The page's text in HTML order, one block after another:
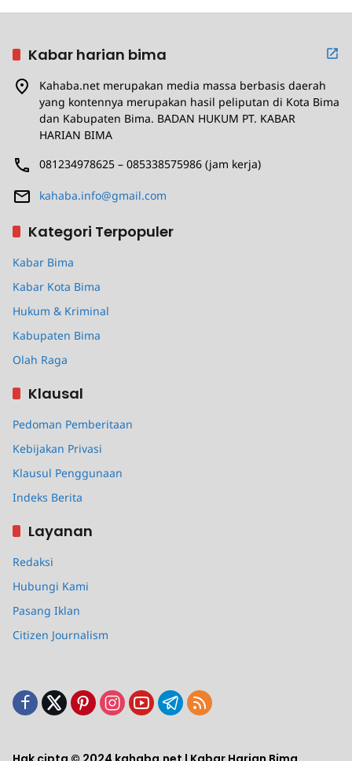
Kabar harian bima
Kahaba.net merupakan media massa berbasis daerah
yang kontennya merupakan hasil peliputan di Kota Bima
dan Kabupaten Bima. BADAN HUKUM PT. KABAR
HARIAN BIMA
081234978625 – 085338575986 (jam kerja)
kahaba.info@gmail.com
Kategori Terpopuler
Kabar Bima
Kabar Kota Bima
Hukum & Kriminal
Kabupaten Bima
Olah Raga
Klausal
Pedoman Pemberitaan
Kebijakan Privasi
Klausul Penggunaan
Indeks Berita
Layanan
Redaksi
Hubungi Kami
Pasang Iklan
Citizen Journalism